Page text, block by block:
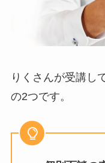
りくさんが受講し
の2つです。